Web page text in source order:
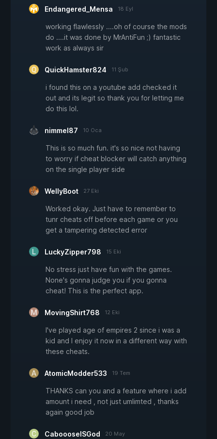
Endangered_Mensa 18 Eyl
working flawlessly ....oh of course the mods
do ....it was done by MrAntiFun ;) fantastic
work as always sir
QuickHamster824 11 Şub
i found this on a youtube add checked it
out and its legit so thank you for letting me
do this lol.
nimmel87 10 Oca
This is so much fun. it's so nice not having
to worry if cheat blocker will catch anything
on the single player side
WellyBoot 27 Eki
Worked okay. Just have to remember to
tunr cheats off before each game or you
get a tampering detected error
LuckyZipper798 15 Eki
No stress just have fun with the games.
None's gonna judge you if you gonna
cheat! This is the perfect app.
MovingShirt768 12 Eki
I've played age of empires 2 since i was a
kid and I enjoy it now in a different way with
these cheats.
AtomicModder533 19 Tem
THANKS can you and a feature where i add
amount i need , not just umlimted , thanks
again good job
CaboooseISGod 20 May